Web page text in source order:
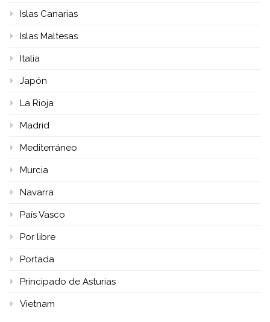
Islas Canarias
Islas Maltesas
Italia
Japón
La Rioja
Madrid
Mediterráneo
Murcia
Navarra
País Vasco
Por libre
Portada
Principado de Asturias
Vietnam